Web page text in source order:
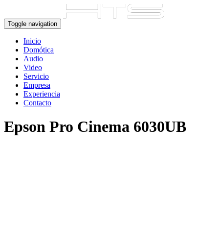
Toggle navigation
Inicio
Domótica
Audio
Video
Servicio
Empresa
Experiencia
Contacto
Epson Pro Cinema 6030UB